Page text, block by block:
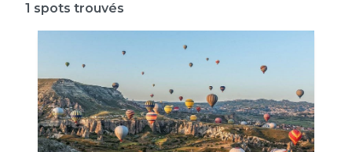
1 spots trouvés